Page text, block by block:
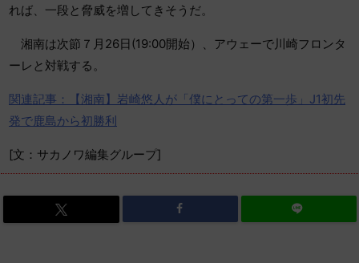
れば、一段と脅威を増してきそうだ。
湘南は次節７月26日(19:00開始）、アウェーで川崎フロンタ
ーレと対戦する。
関連記事：【湘南】岩崎悠人が「僕にとっての第一歩」J1初先
発で鹿島から初勝利
[文：サカノワ編集グループ]